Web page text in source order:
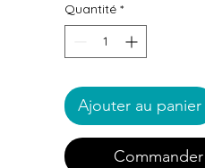
Quantité *
Ajouter au panier